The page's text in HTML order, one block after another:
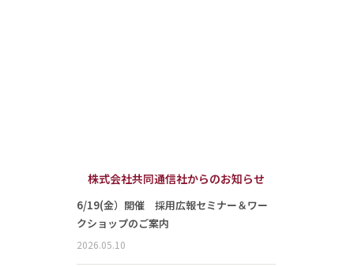
株式会社共同通信社からのお知らせ
6/19(金）開催 採用広報セミナー＆ワー
クショップのご案内
2026.05.10